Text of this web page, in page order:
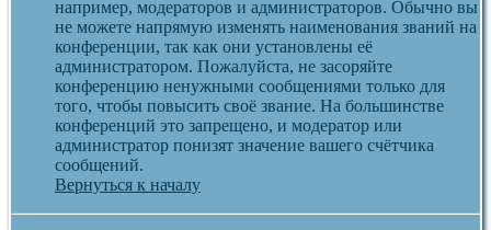
например, модераторов и администраторов. Обычно вы
не можете напрямую изменять наименования званий на
конференции, так как они установлены её
администратором. Пожалуйста, не засоряйте
конференцию ненужными сообщениями только для
того, чтобы повысить своё звание. На большинстве
конференций это запрещено, и модератор или
администратор понизят значение вашего счётчика
сообщений.
Вернуться к началу